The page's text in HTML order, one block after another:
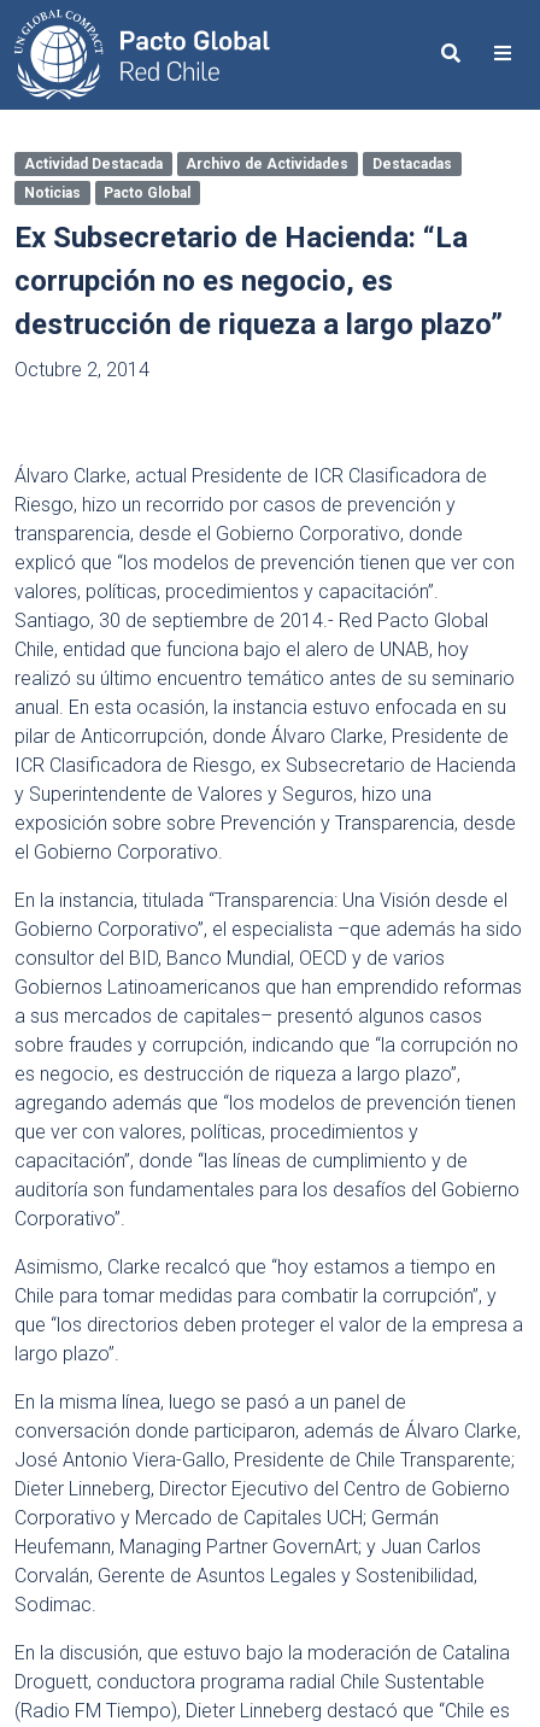
Search
Actividad Destacada Archivo de Actividades
Destacadas
Noticias
Pacto Global
Ex Subsecretario de Hacienda: “La
corrupción no es negocio, es
destrucción de riqueza a largo plazo”
Octubre 2, 2014
Álvaro Clarke, actual Presidente de ICR Clasificadora de
Riesgo, hizo un recorrido por casos de prevención y
transparencia, desde el Gobierno Corporativo, donde
explicó que “los modelos de prevención tienen que ver con
valores, políticas, procedimientos y capacitación”.
Santiago, 30 de septiembre de 2014.- Red Pacto Global
Chile, entidad que funciona bajo el alero de UNAB, hoy
realizó su último encuentro temático antes de su seminario
anual. En esta ocasión, la instancia estuvo enfocada en su
pilar de Anticorrupción, donde Álvaro Clarke, Presidente de
ICR Clasificadora de Riesgo, ex Subsecretario de Hacienda
y Superintendente de Valores y Seguros, hizo una
exposición sobre sobre Prevención y Transparencia, desde
el Gobierno Corporativo.
En la instancia, titulada “Transparencia: Una Visión desde el
Gobierno Corporativo”, el especialista –que además ha sido
consultor del BID, Banco Mundial, OECD y de varios
Gobiernos Latinoamericanos que han emprendido reformas
a sus mercados de capitales– presentó algunos casos
sobre fraudes y corrupción, indicando que “la corrupción no
es negocio, es destrucción de riqueza a largo plazo”,
agregando además que “los modelos de prevención tienen
que ver con valores, políticas, procedimientos y
capacitación”, donde “las líneas de cumplimiento y de
auditoría son fundamentales para los desafíos del Gobierno
Corporativo”.
Asimismo, Clarke recalcó que “hoy estamos a tiempo en
Chile para tomar medidas para combatir la corrupción”, y
que “los directorios deben proteger el valor de la empresa a
largo plazo”.
En la misma línea, luego se pasó a un panel de
conversación donde participaron, además de Álvaro Clarke,
José Antonio Viera-Gallo, Presidente de Chile Transparente;
Dieter Linneberg, Director Ejecutivo del Centro de Gobierno
Corporativo y Mercado de Capitales UCH; Germán
Heufemann, Managing Partner GovernArt; y Juan Carlos
Corvalán, Gerente de Asuntos Legales y Sostenibilidad,
Sodimac.
En la discusión, que estuvo bajo la moderación de Catalina
Droguett, conductora programa radial Chile Sustentable
(Radio FM Tiempo), Dieter Linneberg destacó que “Chile es